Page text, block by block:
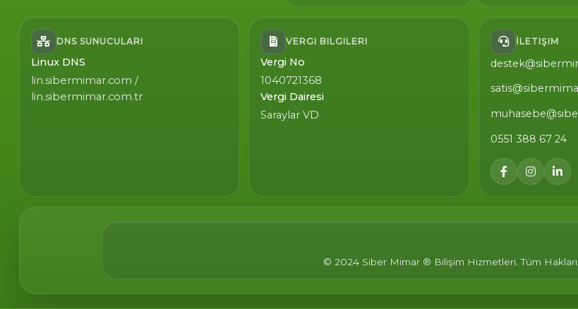
DNS SUNUCULARI
Linux DNS
lin.sibermimar.com /
lin.sibermimar.com.tr
VERGI BILGILERI
Vergi No
1040721368
Vergi Dairesi
Saraylar VD
İLETIŞIM
0551 388 67 24
© 2024 Siber Mimar ® Bilişim Hizmetleri. Tüm Hakları